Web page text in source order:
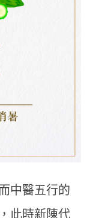
中醫五行的
此時新陳代